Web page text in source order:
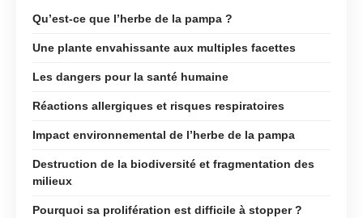
Qu’est-ce que l’herbe de la pampa ?
Une plante envahissante aux multiples facettes
Les dangers pour la santé humaine
Réactions allergiques et risques respiratoires
Impact environnemental de l’herbe de la pampa
Destruction de la biodiversité et fragmentation des
milieux
Pourquoi sa prolifération est difficile à stopper ?